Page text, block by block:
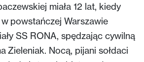
miała 12 lat, kiedy
powstańczej Warszawie
SS RONA, spędzając cywilną
Zieleniak. Nocą, pijani sołdaci